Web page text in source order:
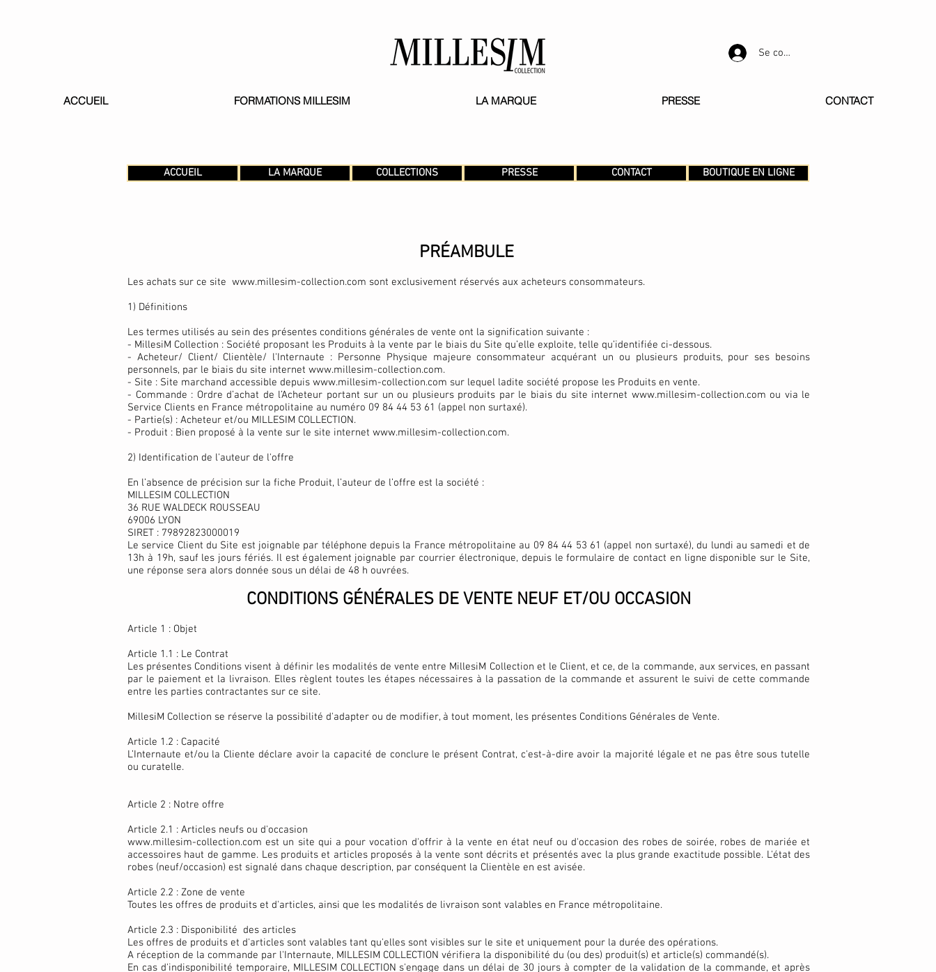
Se connecter
ACCUEIL FORMATIONS MILLESIM LA MARQUE PRESSE CONTACT
ACCUEIL LA MARQUE COLLECTIONS PRESSE CONTACT BOUTIQUE EN LIGNE
PRÉAMBULE
Les achats sur ce site www.millesim-collection.com sont exclusivement réservés aux acheteurs consommateurs.
1) Définitions
Les termes utilisés au sein des présentes conditions générales de vente ont la signification suivante :
- MillesiM Collection : Société proposant les Produits à la vente par le biais du Site qu’elle exploite, telle qu’identifiée ci-dessous.
- Acheteur/ Client/ Clientèle/ l'Internaute : Personne Physique majeure consommateur acquérant un ou plusieurs produits, pour ses besoins
personnels, par le biais du site internet www.millesim-collection.com.
- Site : Site marchand accessible depuis www.millesim-collection.com sur lequel ladite société propose les Produits en vente.
- Commande : Ordre d’achat de l’Acheteur portant sur un ou plusieurs produits par le biais du site internet www.millesim-collection.com ou via le
Service Clients en France métropolitaine au numéro 09 84 44 53 61 (appel non surtaxé).
- Partie(s) : Acheteur et/ou MILLESIM COLLECTION.
- Produit : Bien proposé à la vente sur le site internet www.millesim-collection.com.
2) Identification de l'auteur de l'offre
En l’absence de précision sur la fiche Produit, l’auteur de l’offre est la société :
MILLESIM COLLECTION
36 RUE WALDECK ROUSSEAU
69006 LYON
SIRET : 79892823000019
Le service Client du Site est joignable par téléphone depuis la France métropolitaine au 09 84 44 53 61 (appel non surtaxé), du lundi au samedi et de
13h à 19h, sauf les jours fériés. Il est également joignable par courrier électronique, depuis le formulaire de contact en ligne disponible sur le Site,
une réponse sera alors donnée sous un délai de 48 h ouvrées.
CONDITIONS GÉNÉRALES DE VENTE NEUF ET/OU OCCASION
Article 1 : Objet
Article 1.1 : Le Contrat
Les présentes Conditions visent à définir les modalités de vente entre MillesiM Collection et le Client, et ce, de la commande, aux services, en passant
par le paiement et la livraison. Elles règlent toutes les étapes nécessaires à la passation de la commande et assurent le suivi de cette commande
entre les parties contractantes sur ce site.
MillesiM Collection se réserve la possibilité d'adapter ou de modifier, à tout moment, les présentes Conditions Générales de Vente.
Article 1.2 : Capacité
L’Internaute et/ou la Cliente déclare avoir la capacité de conclure le présent Contrat, c'est-à-dire avoir la majorité légale et ne pas être sous tutelle
ou curatelle.
Article 2 : Notre offre
Article 2.1 : Articles neufs ou d'occasion
www.millesim-collection.com est un site qui a pour vocation d'offrir à la vente en état neuf ou d'occasion des robes de soirée, robes de mariée et
accessoires haut de gamme. Les produits et articles proposés à la vente sont décrits et présentés avec la plus grande exactitude possible. L'état des
robes (neuf/occasion) est signalé dans chaque description, par conséquent la Clientèle en est avisée.
Article 2.2 : Zone de vente
Toutes les offres de produits et d'articles, ainsi que les modalités de livraison sont valables en France métropolitaine.
Article 2.3 : Disponibilité des articles
Les offres de produits et d'articles sont valables tant qu'elles sont visibles sur le site et uniquement pour la durée des opérations.
A réception de la commande par l'Internaute, MILLESIM COLLECTION vérifiera la disponibilité du (ou des) produit(s) et article(s) commandé(s).
En cas d'indisponibilité temporaire, MILLESIM COLLECTION s'engage dans un délai de 30 jours à compter de la validation de la commande, et après